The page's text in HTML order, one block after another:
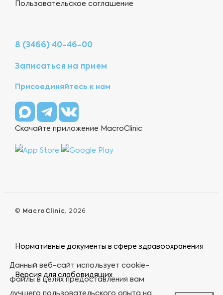
Пользовательское соглашение
8 (3466) 40-46-00
Записаться на прием
Присоединяйтесь к нам
Скачайте приложение MacroClinic
© MacroClinic, 2026
Нормативные документы в сфере здравоохранения
Версия для слабовидящих
Данный веб-сайт использует cookie-
файлы в целях предоставления вам
лучшего пользовательского опыта на